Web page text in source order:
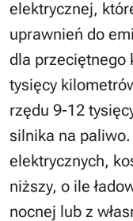
elektrycznej,
uprawnień do
dla przeciętnego
tysięcy
rzędu 9-12
silnika na
elektrycznych,
niższy, o ile
nocnej lub z